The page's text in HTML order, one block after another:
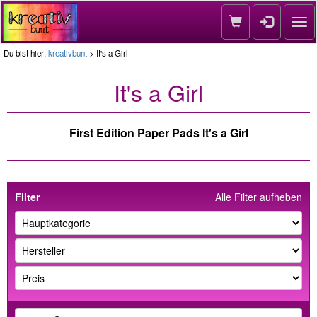
Du bist hier:kreativbunt > It's a Girl
It's a Girl
First Edition Paper Pads It's a Girl
Alle Filter aufheben
Filter